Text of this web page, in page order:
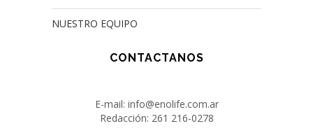
NUESTRO EQUIPO
CONTACTANOS
E-mail: info@enolife.com.ar
Redacción: 261 216-0278